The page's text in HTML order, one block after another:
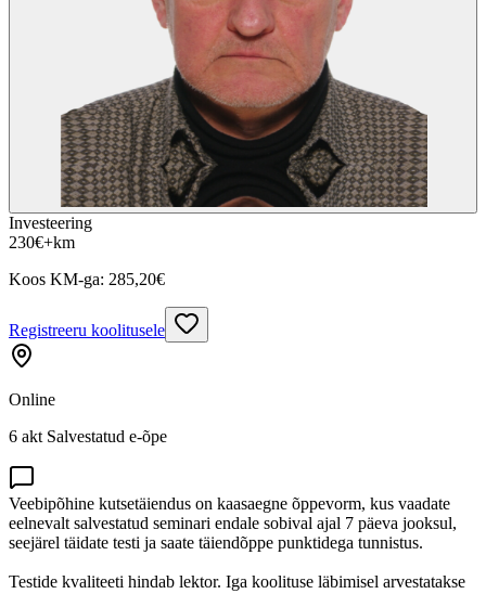
Investeering
230€+km
Koos KM-ga: 285,20€
Registreeru koolitusele
Online
6 akt Salvestatud e-õpe
Veebipõhine kutsetäiendus on kaasaegne õppevorm, kus vaadate
eelnevalt salvestatud seminari endale sobival ajal 7 päeva jooksul,
seejärel täidate testi ja saate täiendõppe punktidega tunnistus.
Testide kvaliteeti hindab lektor. Iga koolituse läbimisel arvestatakse